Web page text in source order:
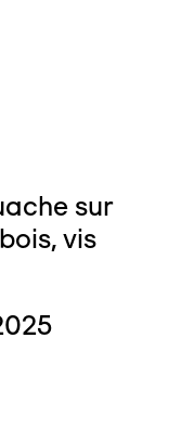
sur
vis